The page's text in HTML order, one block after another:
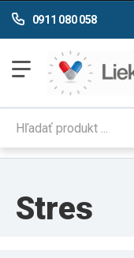
0911 080 058
Stres